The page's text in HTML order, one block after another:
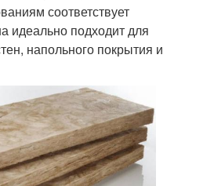
соответствует
идеально подходит для
напольного покрытия и